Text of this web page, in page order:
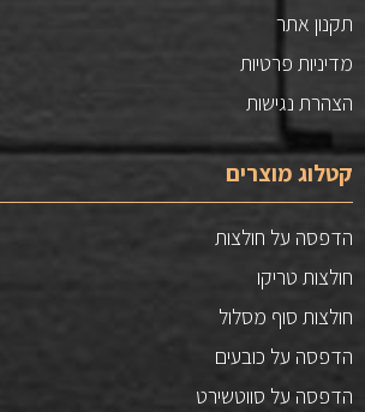
תקנון אתר
מדיניות פרטיות
הצהרת נגישות
קטלוג מוצרים
הדפסה על חולצות
חולצות טריקו
חולצות סוף מסלול
הדפסה על כובעים
הדפסה על סווטשירט